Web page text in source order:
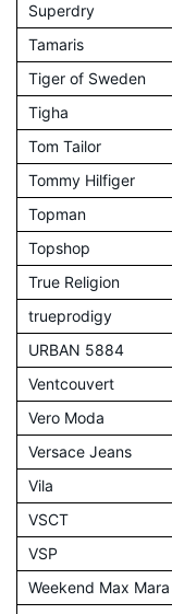
Superdry
Tamaris
Tiger of Sweden
Tigha
Tom Tailor
Tommy Hilfiger
Topman
Topshop
True Religion
trueprodigy
URBAN 5884
Ventcouvert
Vero Moda
Versace Jeans
Vila
VSCT
VSP
Weekend Max Mara